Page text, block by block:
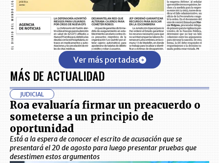
Ver más portadas
MÁS DE ACTUALIDAD
JUDICIAL
Roa evaluaría firmar un preacuerdo o
someterse a un principio de
oportunidad
Está a la espera de conocer el escrito de acusación que se
presentará el 20 de agosto para luego presentar pruebas que
desestimen estos argumentos